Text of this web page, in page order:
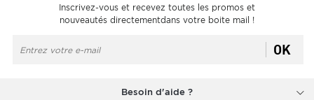
Inscrivez-vous et recevez toutes les promos et
nouveautés directementdans votre boite mail !
OK
Besoin d'aide ?